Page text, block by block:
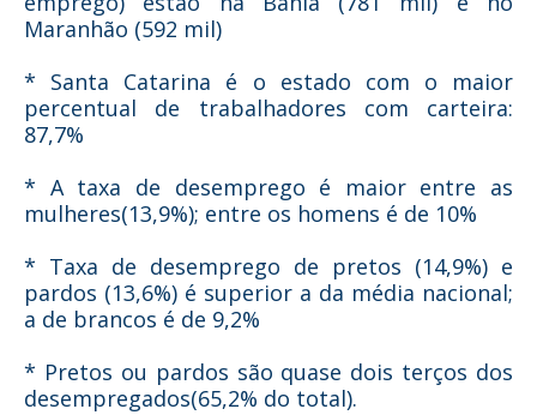
Maranhão (592 mil)
* Santa Catarina é o estado com o maior
percentual de trabalhadores com carteira:
87,7%
* A taxa de desemprego é maior entre as
mulheres(13,9%); entre os homens é de 10%
* Taxa de desemprego de pretos (14,9%) e
pardos (13,6%) é superior a da média nacional;
a de brancos é de 9,2%
* Pretos ou pardos são quase dois terços dos
desempregados(65,2% do total).